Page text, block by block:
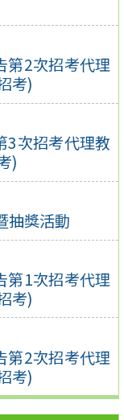
第2次招考代理
考)
3次招考代理教
)
抽獎活動
第1次招考代理
考)
第2次招考代理
考)